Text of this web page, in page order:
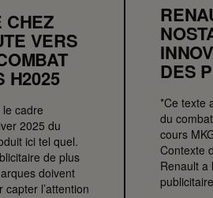
CHEZ
VERS
H2025
cadre
2025 du
ici tel quel.
de plus
doivent
capter l’attention
DES
*Ce texte
du
cours
Contexte
Renault a